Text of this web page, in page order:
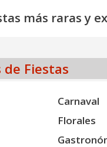
más raras y
Fiestas
Carnaval
Florales